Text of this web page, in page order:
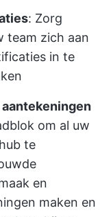
: Zorg
team zich aan
in te
om al uw
te
en
maken en